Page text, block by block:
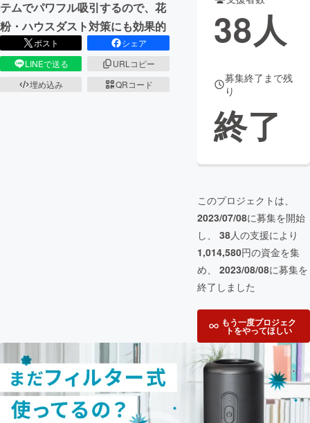
テムでパワフル吸引するので、花
粉・ハウスダスト対策にも効果的
ポスト
シェア
LINEで送る
URLコピー
埋め込み
QRコード
38人
募集終了まで残
り
終了
このプロジェクトは、
2023/07/08に募集を開始
し、 38人の支援により
1,014,580円の資金を集
め、 2023/08/08に募集を
終了しました
もう一度プロジェク
トをやってほしい